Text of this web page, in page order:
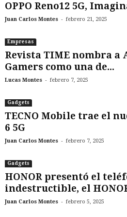
OPPO Reno12 5G,
Juan Carlos Montes - febrero 21, 2025
Empresas
Revista TIME nombra a
Gamers como una de...
Lucas Montes - febrero 7, 2025
Gadgets
TECNO Mobile trae el
6 5G
Juan Carlos Montes - febrero 7, 2025
Gadgets
HONOR presentó el
indestructible, el
Juan Carlos Montes - febrero 5, 2025